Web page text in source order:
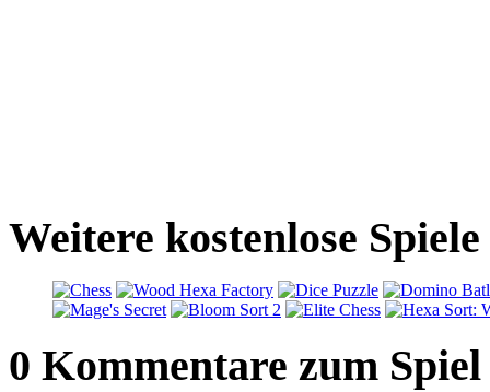
Weitere kostenlose
0 Kommentare zum Spiel